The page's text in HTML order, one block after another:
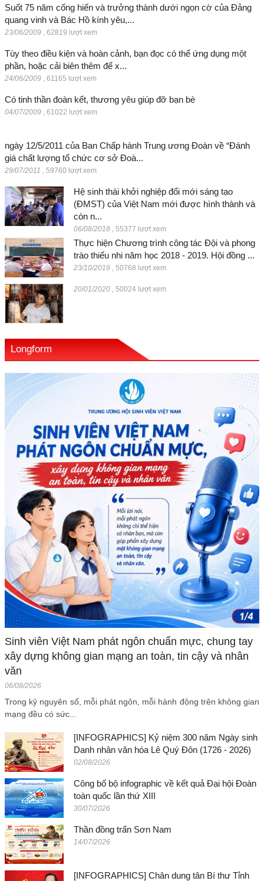
Suốt 75 năm cống hiến và trưởng thành dưới ngọn cờ của Đảng
quang vinh và Bác Hồ kính yêu,...
23/06/2009 62819 lượt xem
Tùy theo điều kiện và hoàn cảnh, bạn đọc có thể ứng dụng một
phần, hoặc cải biên thêm để x...
24/06/2009 61165 lượt xem
Có tinh thần đoàn kết, thương yêu giúp đỡ bạn bè
04/07/2009 61022 lượt xem
ngày 12/5/2011 của Ban Chấp hành Trung ương Đoàn về “Đánh
giá chất lượng tổ chức cơ sở Đoà...
29/07/2011 59760 lượt xem
Hệ sinh thái khởi nghiệp đổi mới sáng tạo
(ĐMST) của Việt Nam mới được hình thành và
còn n...
06/08/2018 55377 lượt xem
Thực hiện Chương trình công tác Đội và phong
trào thiếu nhi năm học 2018 - 2019. Hội đồng ...
23/10/2019 50768 lượt xem
20/01/2020 50024 lượt xem
Longform
Sinh viên Việt Nam phát ngôn chuẩn mực, chung tay
xây dựng không gian mạng an toàn, tin cậy và nhân
văn
06/08/2026
Trong kỷ nguyên số, mỗi phát ngôn, mỗi hành động trên không gian
mạng đều có sức...
[INFOGRAPHICS] Kỷ niệm 300 năm Ngày sinh
Danh nhân văn hóa Lê Quý Đôn (1726 - 2026)
02/08/2026
Công bố bộ infographic về kết quả Đại hội Đoàn
toàn quốc lần thứ XIII
30/07/2026
Thần đồng trấn Sơn Nam
14/07/2026
[INFOGRAPHICS] Chân dung tân Bí thư Tỉnh